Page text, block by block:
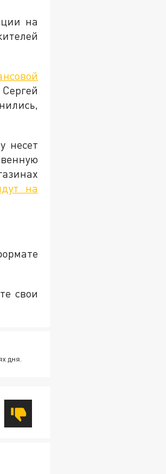
на
несет
на
свои
дня.